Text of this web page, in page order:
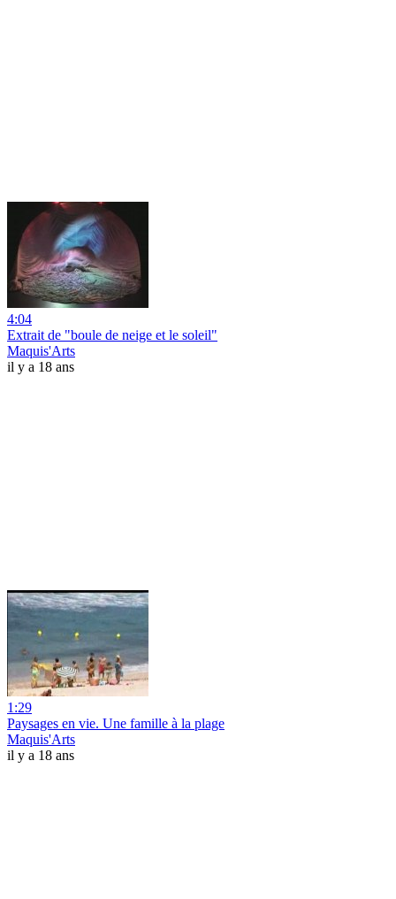
4:04
Extrait de "boule de neige et le soleil"
Maquis'Arts
il y a 18 ans
1:29
Paysages en vie. Une famille à la plage
Maquis'Arts
il y a 18 ans